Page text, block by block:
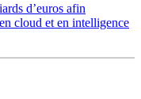
d’euros afin
cloud et en intelligence